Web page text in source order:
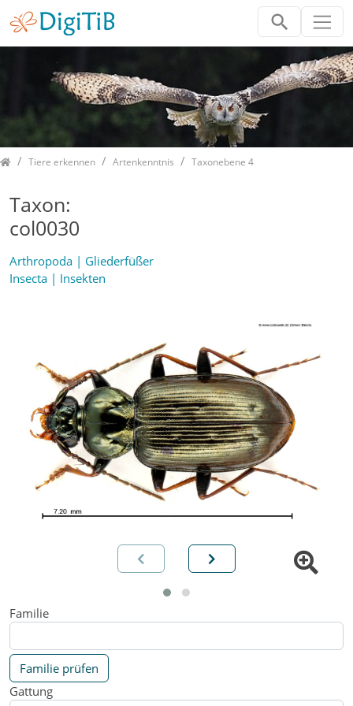
HomeTiere erkennen Artenkenntnis Taxonebene 4
Taxon:
col0030
Arthropoda | Gliederfüßer
Insecta | Insekten
Familie
Familie prüfen
Gattung